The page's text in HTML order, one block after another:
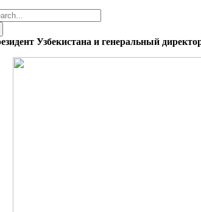
Узбекистана и генеральный